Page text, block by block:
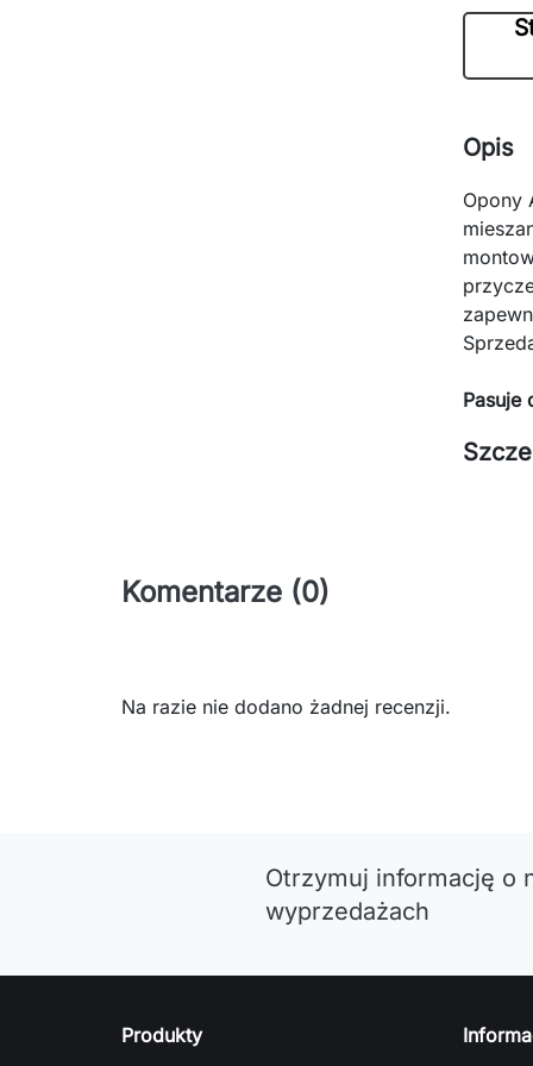
Opis
Opony
Pasuje
Komentarze (0)
Na razie nie dodano żadnej recenzji.
Otrzymuj informację o
wyprzedażach
Produkty